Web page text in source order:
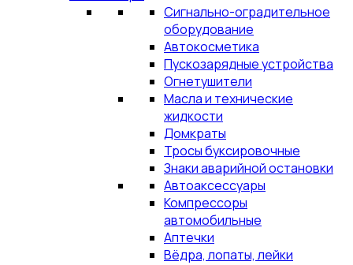
Сигнально-оградительное
оборудование
Автокосметика
Пускозарядные устройства
Огнетушители
Масла и технические
жидкости
Домкраты
Тросы буксировочные
Знаки аварийной остановки
Автоаксессуары
Компрессоры
автомобильные
Аптечки
Вёдра, лопаты, лейки